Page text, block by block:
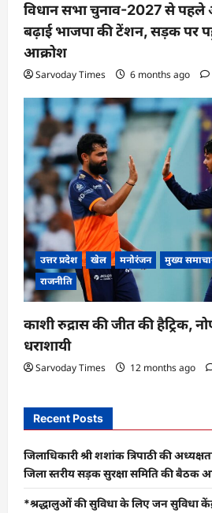
विधान सभा चुनाव-2027 से पहले
बढ़ाई भाजपा की टेंशन, सड़क पर
आक्रोश
Sarvoday Times 6 months ago
उत्तर प्रदेश खेल मनोरंजन मुख्य
राजनीति
काशी रुद्रास की जीत की हैट्रिक,
धराशायी
Sarvoday Times 12 months ago
Recent Posts
जिलाधिकारी श्री शशांक त्रिपाठी की
जिला स्तरीय सड़क सुरक्षा समिति की बैठक
*श्रद्धालुओं की सुविधा के लिए जन सुविधा